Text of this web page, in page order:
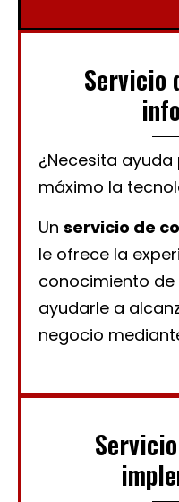
Servicio
¿Necesita
máximo la
Un servicio de
le ofrece la
conocimiento
ayudarle a
negocio